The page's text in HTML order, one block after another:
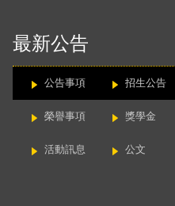
最新公告
公告事項 招生公告
榮譽事項 獎學金
活動訊息 公文